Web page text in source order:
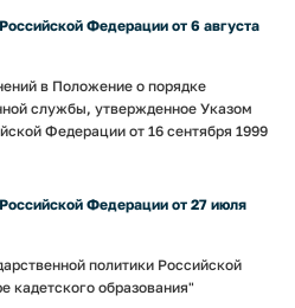
Федерации от 6 августа
в Положение о порядке
службы, утвержденное Указом
Федерации от 16 сентября 1999
Федерации от 27 июля
политики Российской
кадетского образования"